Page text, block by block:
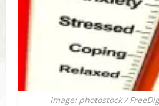
Image: photostock /